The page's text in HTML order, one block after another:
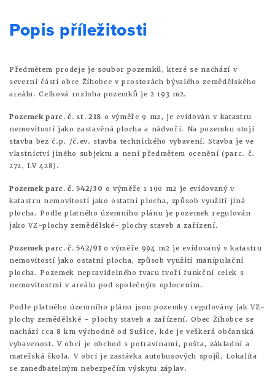
Popis příležitosti
Předmětem prodeje je soubor pozemků, které se nachází v
severní části obce Žihobce v prostorách bývalého zemědělského
areálu. Celková rozloha pozemků je 2 193 m2.
Pozemek parc. č. st. 218 o výměře 9 m2, je evidován v katastru
nemovitostí jako zastavěná plocha a nádvoří. Na pozemku stojí
stavba bez č.p. /č.ev. stavba technického vybavení. Stavba je ve
vlastnictví jiného subjektu a není předmětem ocenění (parc. č.
272, LV 428).
Pozemek parc. č. 542/30 o výměře 1 190 m2 je evidovaný v
katastru nemovitostí jako ostatní plocha, způsob využití jiná
plocha. Podle platného územního plánu je pozemek regulován
jako VZ-plochy zemědělské- plochy staveb a zařízení.
Pozemek parc. č. 542/91 o výměře 994 m2 je evidovaný v katastru
nemovitostí jako ostatní plocha, způsob využití manipulační
plocha. Pozemek nepravidelného tvaru tvoří funkční celek s
nemovitostmi v areálu pod společným oplocením.
Podle platného územního plánu jsou pozemky regulovány jak VZ-
plochy zemědělské – plochy staveb a zařízení. Obec Žihobce se
nachází cca 8 km východně od Sušice, kde je veškerá občanská
vybavenost. V obci je obchod s potravinami, pošta, základní a
mateřská škola. V obci je zastávka autobusových spojů. Lokalita
se zanedbatelným nebezpečím výskytu záplav.